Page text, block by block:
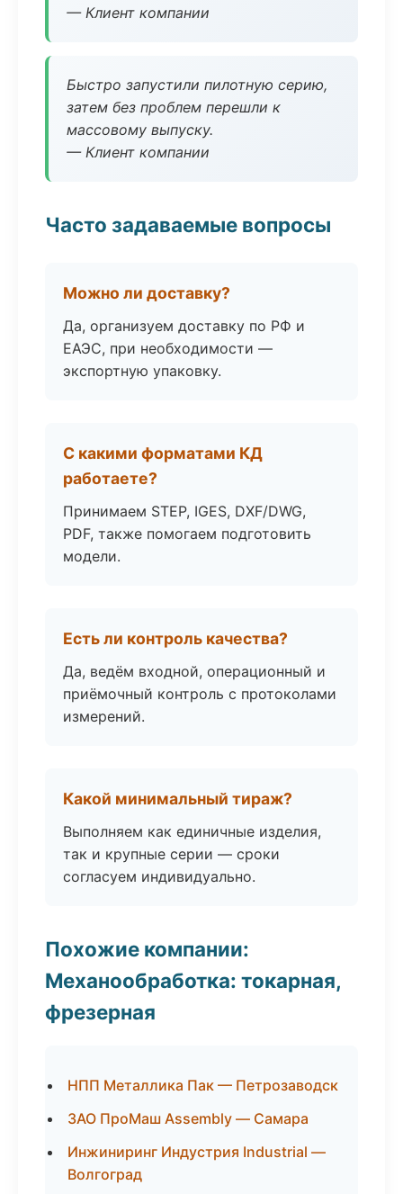
— Клиент компании
Быстро запустили пилотную серию,
затем без проблем перешли к
массовому выпуску.
— Клиент компании
Часто задаваемые вопросы
Можно ли доставку?
Да, организуем доставку по РФ и
ЕАЭС, при необходимости —
экспортную упаковку.
С какими форматами КД
работаете?
Принимаем STEP, IGES, DXF/DWG,
PDF, также помогаем подготовить
модели.
Есть ли контроль качества?
Да, ведём входной, операционный и
приёмочный контроль с протоколами
измерений.
Какой минимальный тираж?
Выполняем как единичные изделия,
так и крупные серии — сроки
согласуем индивидуально.
Похожие компании:
Механообработка: токарная,
фрезерная
НПП Металлика Пак — Петрозаводск
ЗАО ПроМаш Assembly — Самара
Инжиниринг Индустрия Industrial —
Волгоград